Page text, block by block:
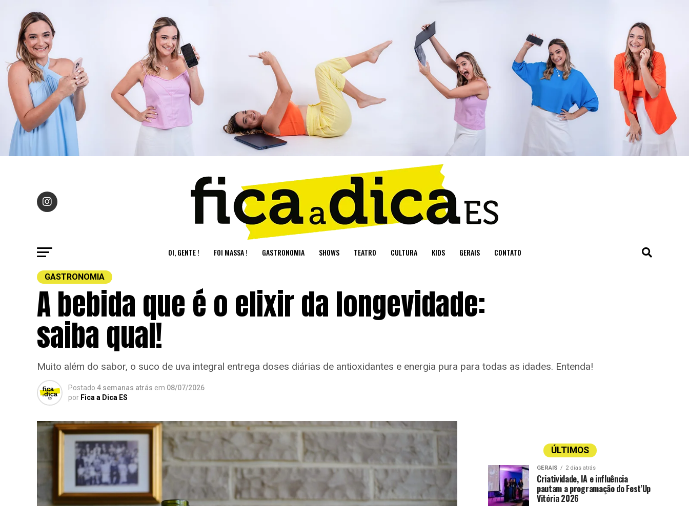
OI, GENTE ! FOI MASSA ! GASTRONOMIA SHOWS TEATRO CULTURA KIDS GERAIS CONTATO
GASTRONOMIA
A bebida que é o elixir da longevidade:
saiba qual!
Muito além do sabor, o suco de uva integral entrega doses diárias de antioxidantes e energia pura para todas as idades. Entenda!
Postado 4 semanas atrás em 08/07/2026
por Fica a Dica ES
ÚLTIMOS
GERAIS 2 dias atrás
Criatividade, IA e influência
pautam a programação do Fest’Up
Vitória 2026